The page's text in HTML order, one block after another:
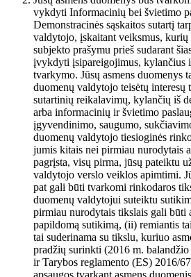
vykdyti Informacinių bei švietimo
Demonstracinės sąskaitos sutartį
valdytojo, įskaitant veiksmus, kurių
subjekto prašymu prieš sudarant
įvykdyti įsipareigojimus, kylančius
tvarkymo. Jūsų asmens duomenys
duomenų valdytojo teisėtų interesų
sutartinių reikalavimų, kylančių iš
arba informacinių ir švietimo
įgyvendinimo, saugumo,
duomenų valdytojo tiesioginės
jumis kitais nei pirmiau nurodytais
pagrįsta, visų pirma, jūsų pateiktu
valdytojo verslo veiklos apimtimi.
pat gali būti tvarkomi rinkodaros
duomenų valdytojui suteiktu
pirmiau nurodytais tikslais gali būti
papildomą sutikimą, (ii) remiantis
tai suderinama su tikslu, kuriuo
pradžių surinkti (2016 m.
ir Tarybos reglamento (ES) 2016/
apsaugos tvarkant asmens